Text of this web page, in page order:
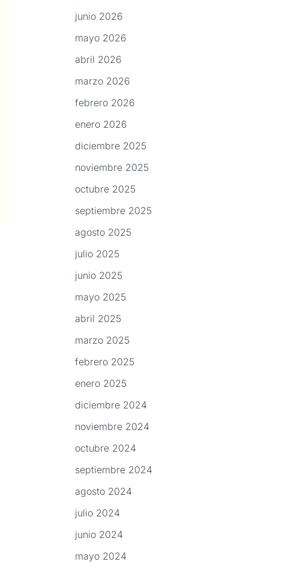
junio 2026
mayo 2026
abril 2026
marzo 2026
febrero 2026
enero 2026
diciembre 2025
noviembre 2025
octubre 2025
septiembre 2025
agosto 2025
julio 2025
junio 2025
mayo 2025
abril 2025
marzo 2025
febrero 2025
enero 2025
diciembre 2024
noviembre 2024
octubre 2024
septiembre 2024
agosto 2024
julio 2024
junio 2024
mayo 2024